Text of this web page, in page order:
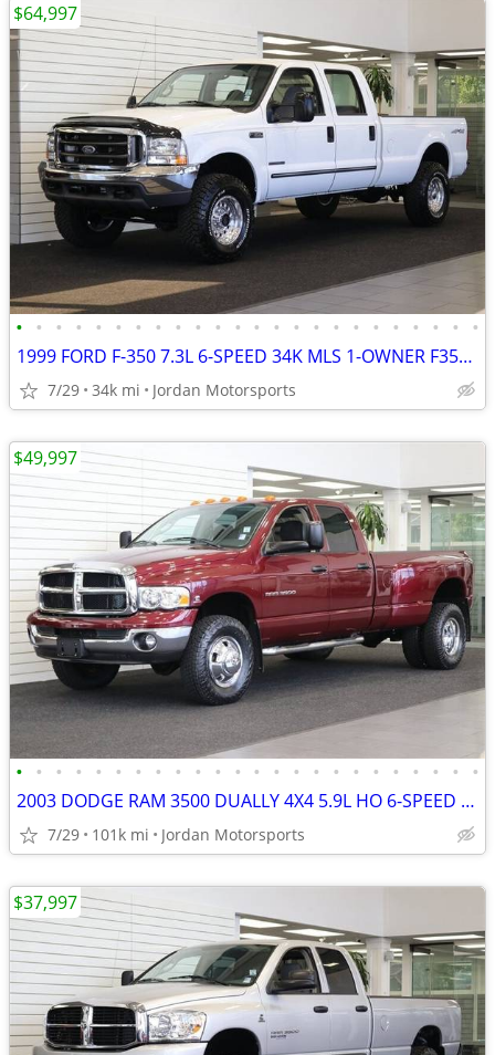
• • • • • • • • • • • • • • • • • • • • • • • •
1999 FORD F-350 7.3L 6-SPEED 34K MLS 1-OWNER F350 F250 2000 2001 2002
7/29 34k mi Jordan Motorsports
$64,997
• • • • • • • • • • • • • • • • • • • • • • • •
2003 DODGE RAM 3500 DUALLY 4X4 5.9L HO 6-SPEED 1-OWNER 2004 2005 2006
7/29 101k mi Jordan Motorsports
$49,997
$37,997